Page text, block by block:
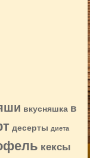
вкусняшка в
десерты диета
кексы